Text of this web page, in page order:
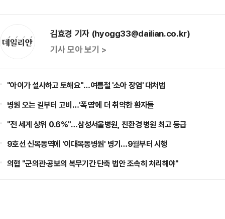
김효경 기자 (hyogg33@dailian.co.kr)
기사 모아 보기 >
"아이가 설사하고 토해요"…여름철 '소아 장염' 대처법
병원 오는 길부터 고비…'폭염'에 더 취약한 환자들
"전 세계 상위 0.6%"…삼성서울병원, 친환경 병원 최고 등급
9호선 신목동역에 '이대목동병원' 병기…9월부터 시행
의협 "군의관·공보의 복무기간 단축 법안 조속히 처리해야"